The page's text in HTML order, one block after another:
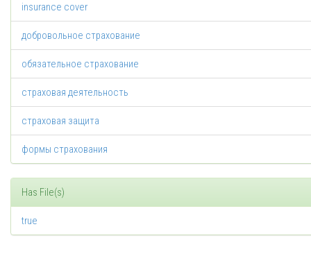
insurance cover
добровольное страхование
обязательное страхование
страховая деятельность
страховая защита
формы страхования
Has File(s)
true